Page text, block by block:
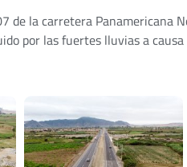
de la carretera Panamericana
por las fuertes lluvias a